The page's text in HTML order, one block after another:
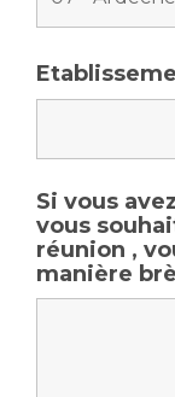
Si vous
vous
réunion ,
manière